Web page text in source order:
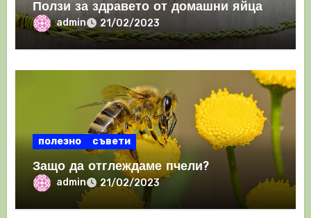
Ползи за здравето от домашни яйца
admin 21/02/2023
полезно съвети
Защо да отглеждаме пчели?
admin 21/02/2023